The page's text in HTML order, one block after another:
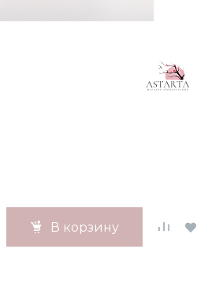
В корзину